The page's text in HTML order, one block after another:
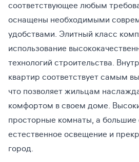
соответствующее любым
оснащены необходимыми
удобствами. Элитный класс
использование
технологий строительства.
квартир соответствует самым
что позволяет жильцам
комфортом в своем доме.
просторные комнаты, а большие
естественное освещение и
город.